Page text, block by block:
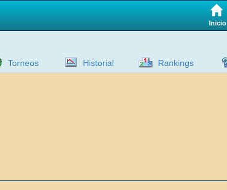
Inicio
Torneos Historial Rankings